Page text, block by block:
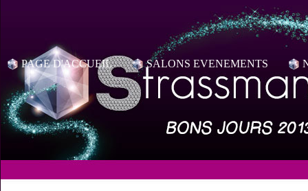
PAGE D'ACCUEIL SALONS EVENEMENTS